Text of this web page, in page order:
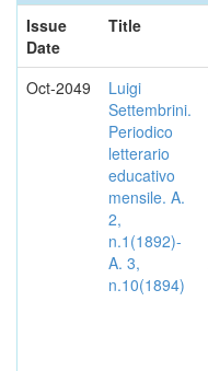
Issue
Date
Title
Oct-2049
Luigi
Settembrini.
Periodico
letterario
educativo
mensile. A.
2,
n.1(1892)-
A. 3,
n.10(1894)